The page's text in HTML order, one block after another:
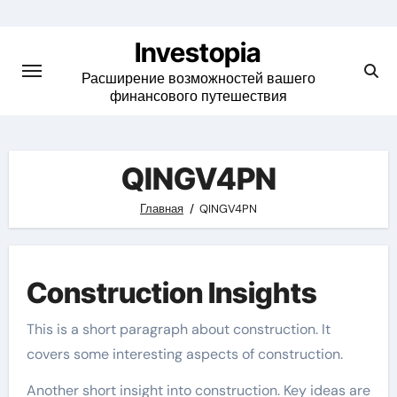
content
Investopia
Расширение возможностей вашего
финансового путешествия
QINGV4PN
Главная QINGV4PN
Construction Insights
This is a short paragraph about construction. It
covers some interesting aspects of construction.
Another short insight into construction. Key ideas are